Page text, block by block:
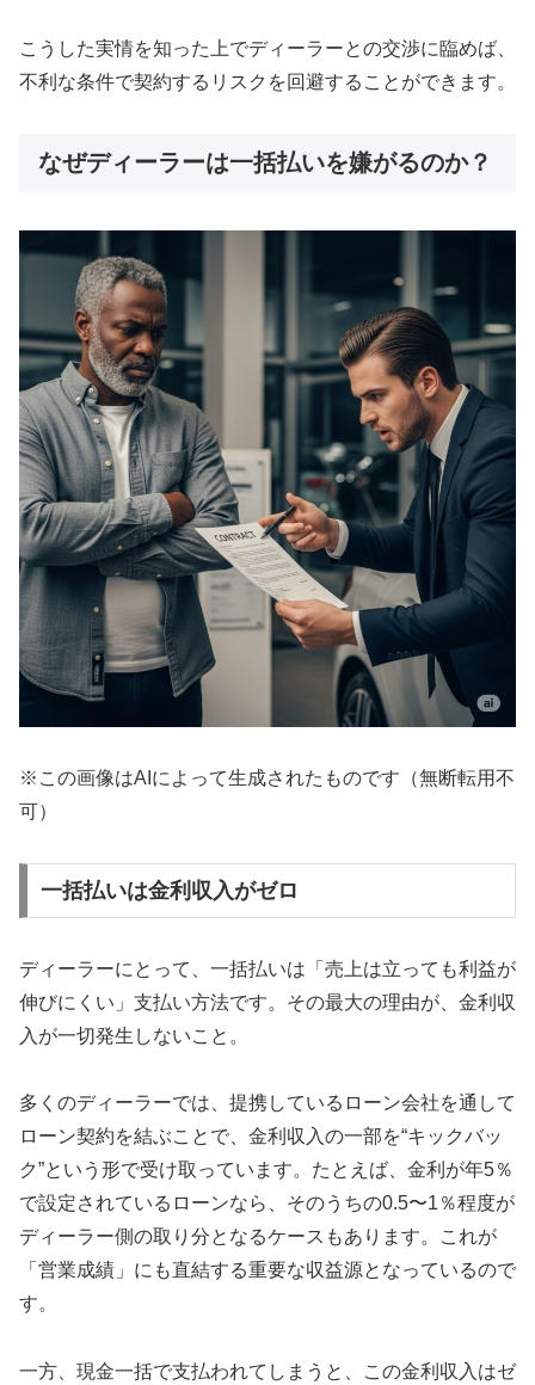
こうした実情を知った上でディーラーとの交渉に臨めば、
不利な条件で契約するリスクを回避することができます。
なぜディーラーは一括払いを嫌がるのか？
※この画像はAIによって生成されたものです（無断転用不
可）
一括払いは金利収入がゼロ
ディーラーにとって、一括払いは「売上は立っても利益が
伸びにくい」支払い方法です。その最大の理由が、金利収
入が一切発生しないこと。
多くのディーラーでは、提携しているローン会社を通して
ローン契約を結ぶことで、金利収入の一部を“キックバッ
ク”という形で受け取っています。たとえば、金利が年5％
で設定されているローンなら、そのうちの0.5〜1％程度が
ディーラー側の取り分となるケースもあります。これが
「営業成績」にも直結する重要な収益源となっているので
す。
一方、現金一括で支払われてしまうと、この金利収入はゼ